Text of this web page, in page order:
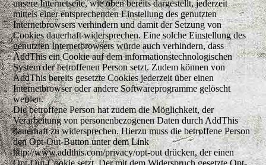
unsere Internetseite, wie oben bereits dargestellt, jederzeit
mittels einer entsprechenden Einstellung des genutzten
Internetbrowsers verhindern und damit der Setzung von
Cookies dauerhaft widersprechen. Eine solche Einstellung des
genutzten Internetbrowsers würde auch verhindern, dass
AddThis ein Cookie auf dem informationstechnologischen
System der betroffenen Person setzt. Zudem können von
AddThis bereits gesetzte Cookies jederzeit über einen
Internetbrowser oder andere Softwareprogramme gelöscht
werden.
Die betroffene Person hat zudem die Möglichkeit, der
Verarbeitung von personenbezogenen Daten durch AddThis
dauerhaft zu widersprechen. Hierzu muss die betroffene Person
den Opt-Out-Button unter dem Link
http://www.addthis.com/privacy/opt-out drücken, der einen
Opt-Out-Cookie setzt. Der mit dem Widerspruch gesetzte Opt-